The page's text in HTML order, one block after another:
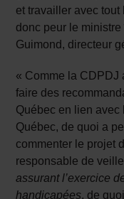
et travailler avec
donc peur le
Guimond, directeur
« Comme la CDPDJ
faire des
Québec en lien avec
Québec, de quoi a
commenter le projet
responsable de
assurant l’exercice
handicapées, de